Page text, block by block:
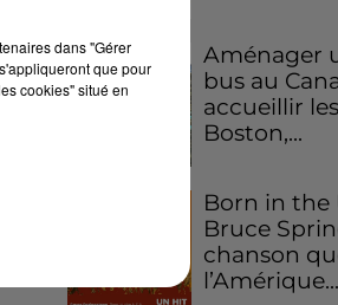
Aménager
bus au
accueillir
Boston,...
Born in the
Bruce
chanson
l’Amérique...
dans "Gérer
que pour
cookies" situé en